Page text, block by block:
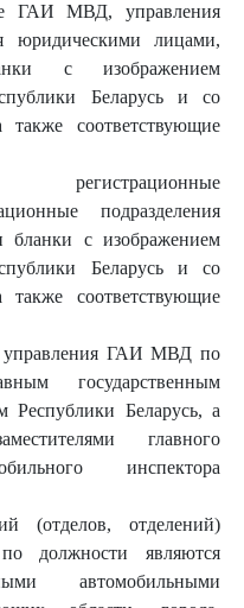
ГАИ МВД, управления
лицами,
с изображением
Беларусь и со
соответствующие
регистрационные
подразделения
с изображением
Беларусь и со
соответствующие
управления ГАИ МВД по
государственным
Республики Беларусь, а
главного
инспектора
(отделов, отделений)
являются
автомобильными